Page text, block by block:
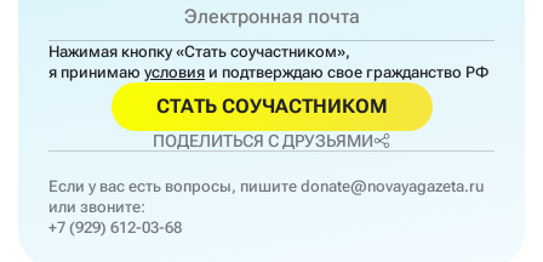
Нажимая кнопку «Стать соучастником»,
я принимаю условия и подтверждаю свое гражданство РФ
СТАТЬ СОУЧАСТНИКОМ
ПОДЕЛИТЬСЯ С ДРУЗЬЯМИ
Если у вас есть вопросы, пишите donate@novayagazeta.ru
или звоните:
+7 (929) 612-03-68